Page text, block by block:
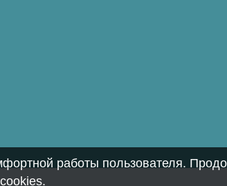
работы пользователя.
.